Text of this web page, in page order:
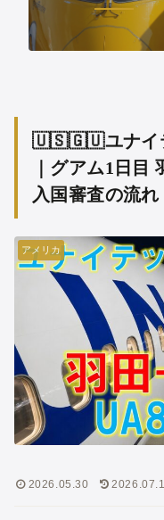
🇺🇸🇬🇺ユナイテ
｜グアム1日目
入国審査の流れ
アメリカ
2026.05.30